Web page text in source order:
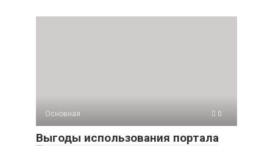
Основная 0
Выгоды использования портала